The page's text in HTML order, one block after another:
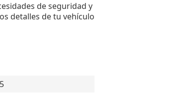
de seguridad y
detalles de tu vehículo